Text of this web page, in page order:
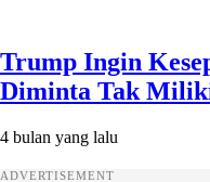
Trump Ingin
Diminta Tak
4 bulan yang lalu
ADVERTISEMENT